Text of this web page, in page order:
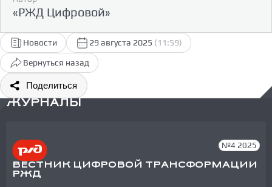
«РЖД Цифровой»
Новости 29 августа 2025 (11:59)
Вернуться назад
Поделиться
ЖУРНАЛЫ
№4 2025
ВЕСТНИК ЦИФРОВОЙ ТРАНСФОРМАЦИИ
РЖД